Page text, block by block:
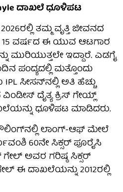
ದಾಖಲೆ ಧೂಳಿಪಟ
ತಮ್ಮ ವೃತ್ತಿ ಜೀವನದ
15 ವರ್ಷದ ಈ ಯುವ ಆಟಗಾರ
ಮುರಿಯುತ್ತಲೇ ಇದ್ದಾರೆ. ಎಡಗೈ
ಪಂದ್ಯದಲ್ಲಿ ಮತ್ತೊಂದು
ಸೀಸನ್‌ನಲ್ಲಿ ಅತಿ ಹೆಚ್ಚು
ವಿಂಡೀಸ್ ದೈತ್ಯ ಕ್ರಿಸ್ ಗೇಯ್ಲ್
ಧೂಳಿಪಟ ಮಾಡಿದರು.
ಲಾಂಗ್-ಆಫ್ ಮೇಲೆ
60ನೇ ಸಿಕ್ಸರ್ ಪೂರೈಸಿ
ಅವರ ಗರಿಷ್ಠ ಸಿಕ್ಸರ್
ಈ ದಾಖಲೆಯನ್ನು 2012ರಲ್ಲಿ